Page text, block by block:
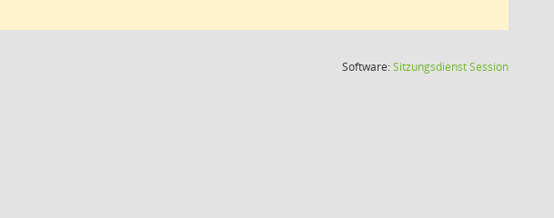
Software:SitzungsdienstSession(Wird in